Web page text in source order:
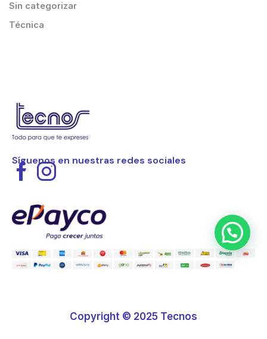
Sin categorizar
Técnica
Síguenos en nuestras redes sociales
Copyright © 2025 Tecnos